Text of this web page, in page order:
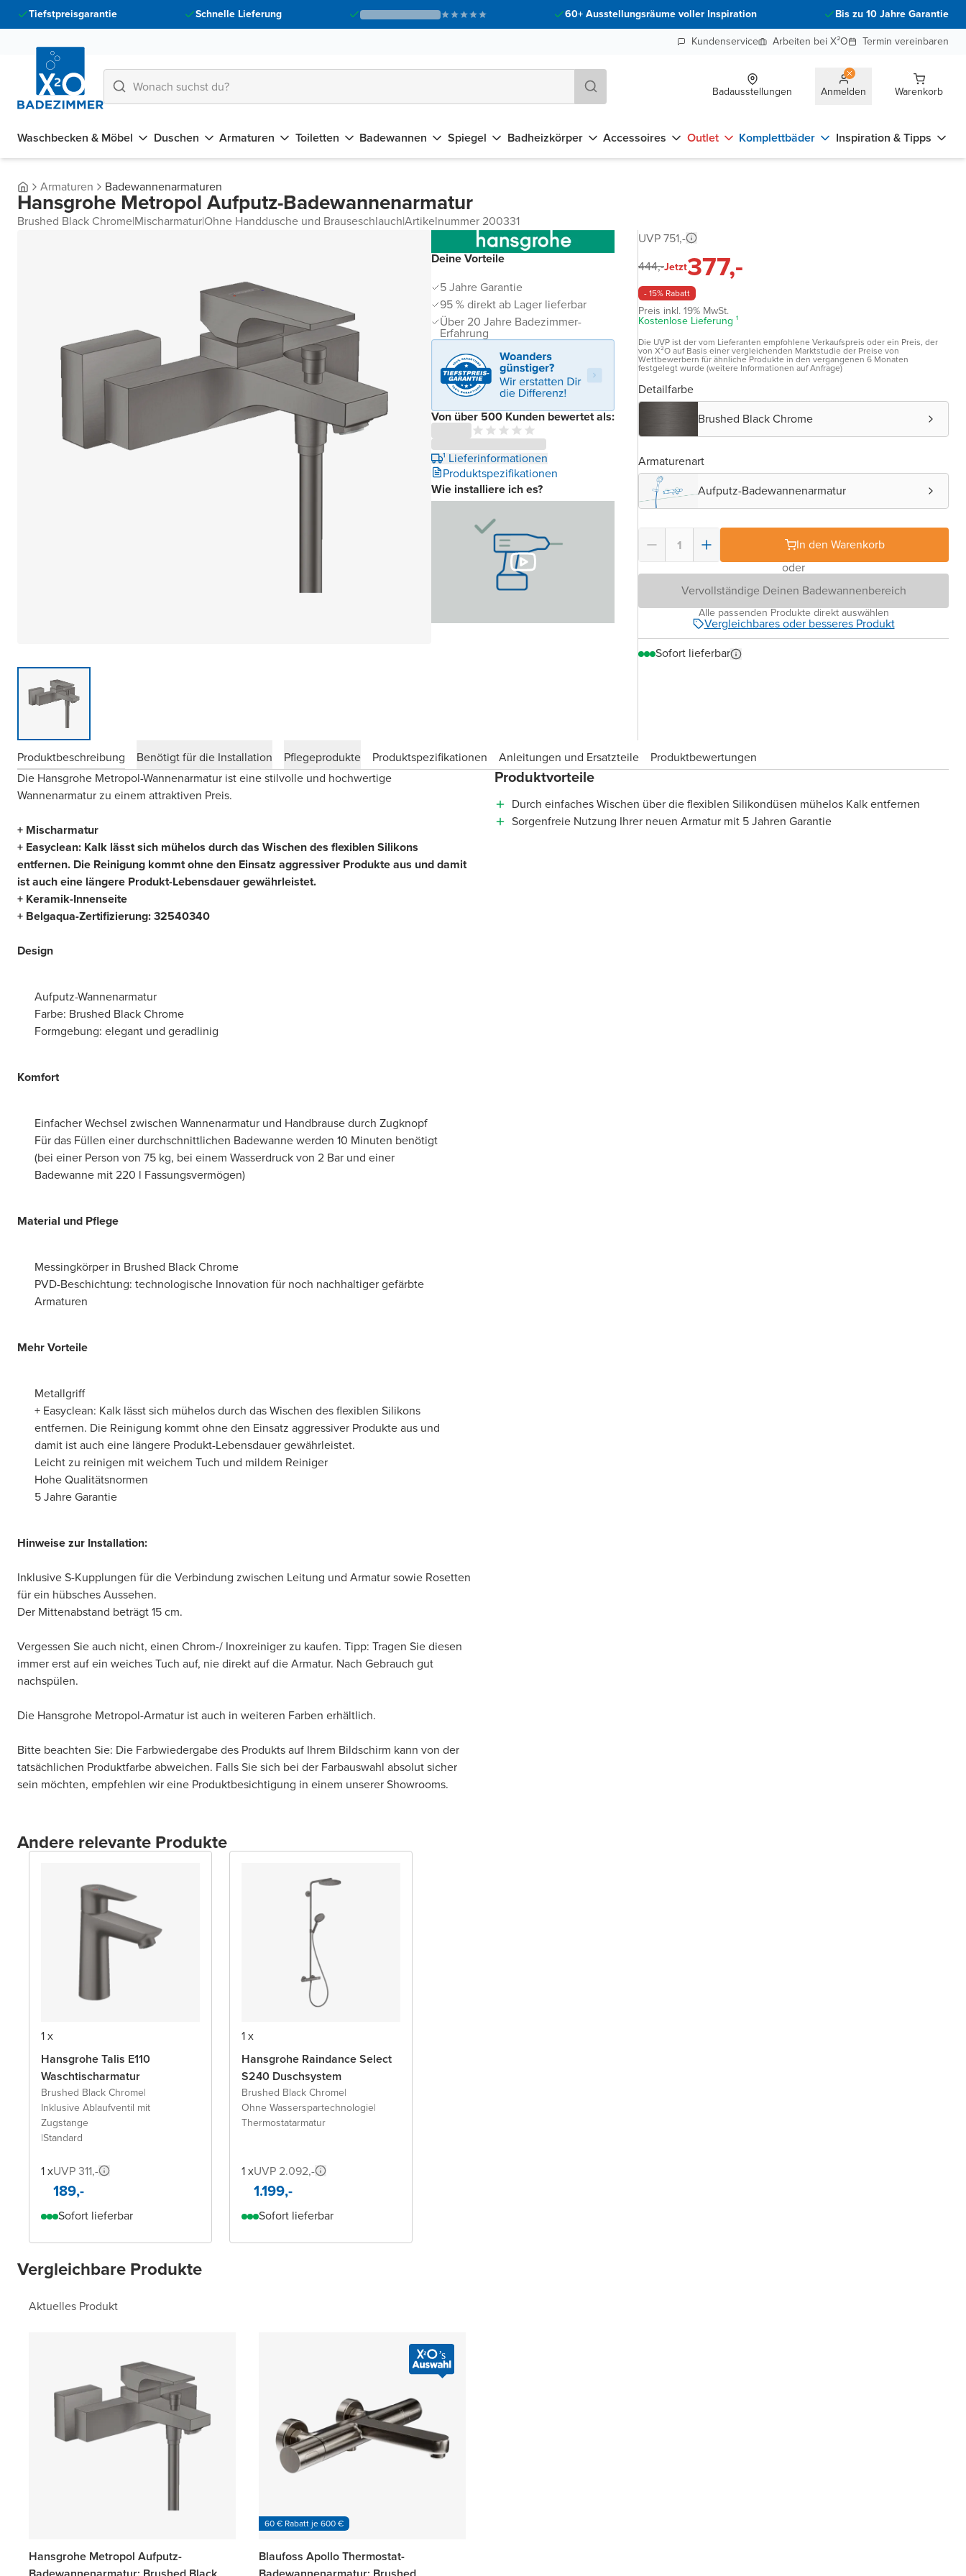
Tiefstpreisgarantie Schnelle Lieferung 60+ Ausstellungsräume voller Inspiration
Bis zu 10 Jahre Garantie
Kundenservice
Arbeiten bei X²O Termin vereinbaren
Badausstellungen Anmelden Warenkorb
Waschbecken & Möbel Duschen Armaturen Toiletten Badewannen Spiegel Badheizkörper Accessoires Outlet Komplettbäder Inspiration & Tipps
Armaturen Badewannenarmaturen
Hansgrohe Metropol Aufputz-Badewannenarmatur
Brushed Black Chrome|Mischarmatur|Ohne Handdusche und Brauseschlauch|Artikelnummer 200331
Deine Vorteile
5 Jahre Garantie
95 % direkt ab Lager lieferbar
Über 20 Jahre Badezimmer-
Erfahrung
Von über 500 Kunden bewertet als:
¹ Lieferinformationen
Produktspezifikationen
Wie installiere ich es?
UVP 751,-
444,-Jetzt377,-
- 15% Rabatt
Preis inkl. 19% MwSt.
Kostenlose Lieferung ¹
Die UVP ist der vom Lieferanten empfohlene Verkaufspreis oder ein Preis, der
von X²O auf Basis einer vergleichenden Marktstudie der Preise von
Wettbewerbern für ähnliche Produkte in den vergangenen 6 Monaten
festgelegt wurde (weitere Informationen auf Anfrage)
Detailfarbe
Brushed Black Chrome
Armaturenart
Aufputz-Badewannenarmatur
In den Warenkorb
oder
Vervollständige Deinen Badewannenbereich
Alle passenden Produkte direkt auswählen
Vergleichbares oder besseres Produkt
Sofort lieferbar
Produktbeschreibung Benötigt für die Installation Pflegeprodukte Produktspezifikationen Anleitungen und Ersatzteile
Produktbewertungen
Die Hansgrohe Metropol-Wannenarmatur ist eine stilvolle und hochwertige
Wannenarmatur zu einem attraktiven Preis.
+ Mischarmatur
+ Easyclean: Kalk lässt sich mühelos durch das Wischen des flexiblen Silikons
entfernen. Die Reinigung kommt ohne den Einsatz aggressiver Produkte aus und damit
ist auch eine längere Produkt-Lebensdauer gewährleistet.
+ Keramik-Innenseite
+ Belgaqua-Zertifizierung: 32540340
Design
Aufputz-Wannenarmatur
Farbe: Brushed Black Chrome
Formgebung: elegant und geradlinig
Komfort
Einfacher Wechsel zwischen Wannenarmatur und Handbrause durch Zugknopf
Für das Füllen einer durchschnittlichen Badewanne werden 10 Minuten benötigt
(bei einer Person von 75 kg, bei einem Wasserdruck von 2 Bar und einer
Badewanne mit 220 l Fassungsvermögen)
Material und Pflege
Messingkörper in Brushed Black Chrome
PVD-Beschichtung: technologische Innovation für noch nachhaltiger gefärbte
Armaturen
Mehr Vorteile
Metallgriff
+ Easyclean: Kalk lässt sich mühelos durch das Wischen des flexiblen Silikons
entfernen. Die Reinigung kommt ohne den Einsatz aggressiver Produkte aus und
damit ist auch eine längere Produkt-Lebensdauer gewährleistet.
Leicht zu reinigen mit weichem Tuch und mildem Reiniger
Hohe Qualitätsnormen
5 Jahre Garantie
Hinweise zur Installation:
Inklusive S-Kupplungen für die Verbindung zwischen Leitung und Armatur sowie Rosetten
für ein hübsches Aussehen.
Der Mittenabstand beträgt 15 cm.
Vergessen Sie auch nicht, einen Chrom-/ Inoxreiniger zu kaufen. Tipp: Tragen Sie diesen
immer erst auf ein weiches Tuch auf, nie direkt auf die Armatur. Nach Gebrauch gut
nachspülen.
Die Hansgrohe Metropol-Armatur ist auch in weiteren Farben erhältlich.
Bitte beachten Sie: Die Farbwiedergabe des Produkts auf Ihrem Bildschirm kann von der
tatsächlichen Produktfarbe abweichen. Falls Sie sich bei der Farbauswahl absolut sicher
sein möchten, empfehlen wir eine Produktbesichtigung in einem unserer Showrooms.
Produktvorteile
Durch einfaches Wischen über die flexiblen Silikondüsen mühelos Kalk entfernen
Sorgenfreie Nutzung Ihrer neuen Armatur mit 5 Jahren Garantie
Andere relevante Produkte
1 x
Hansgrohe Talis E110
Waschtischarmatur
Brushed Black Chrome|
Inklusive Ablaufventil mit
Zugstange
|Standard
1 xUVP 311,-
189,-
Sofort lieferbar
1 x
Hansgrohe Raindance Select
S240 Duschsystem
Brushed Black Chrome|
Ohne Wasserspartechnologie|
Thermostatarmatur
1 xUVP 2.092,-
1.199,-
Sofort lieferbar
Vergleichbare Produkte
Aktuelles Produkt
Hansgrohe Metropol Aufputz-
60 € Rabatt je 600 €
Blaufoss Apollo Thermostat-